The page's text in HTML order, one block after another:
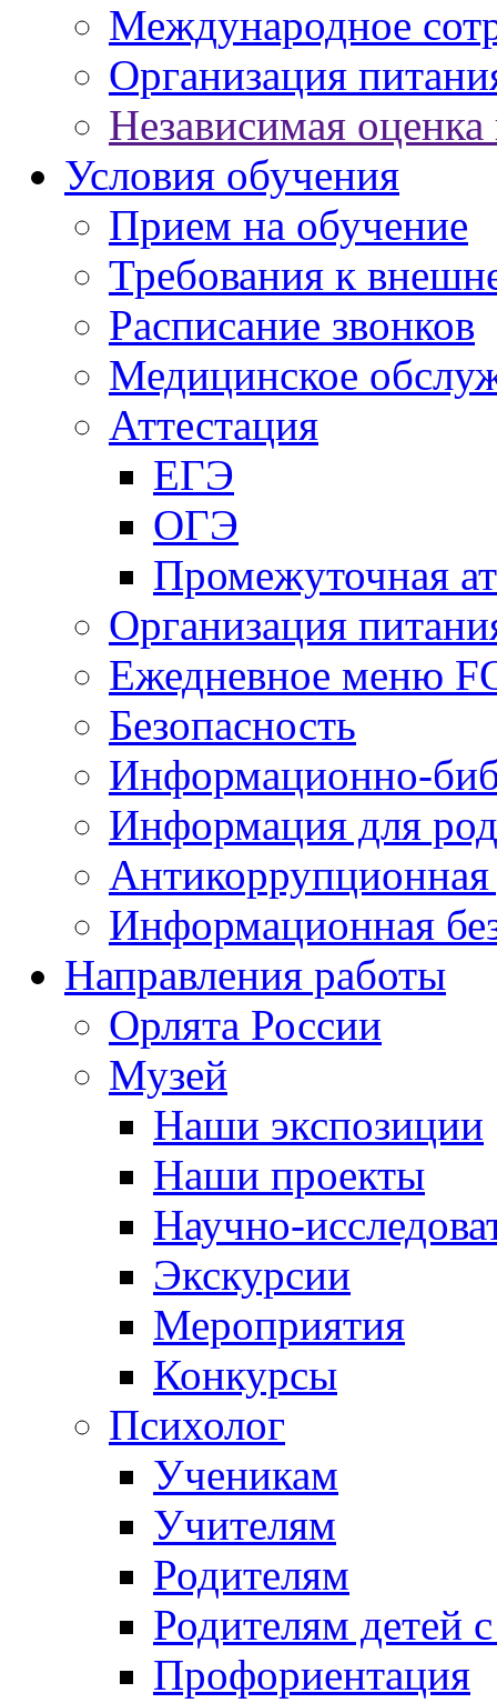
Международное
Организация
Независимая оценка
Условия обучения
Прием на обучение
Требования к
Расписание звонков
Медицинское
Аттестация
ЕГЭ
ОГЭ
Промежуточная
Организация
Ежедневное меню
Безопасность
Информационно-
Информация для
Антикоррупционная
Информационная
Направления работы
Орлята России
Музей
Наши экспозиции
Наши проекты
Научно-
Экскурсии
Мероприятия
Конкурсы
Психолог
Ученикам
Учителям
Родителям
Родителям детей
Профориентация